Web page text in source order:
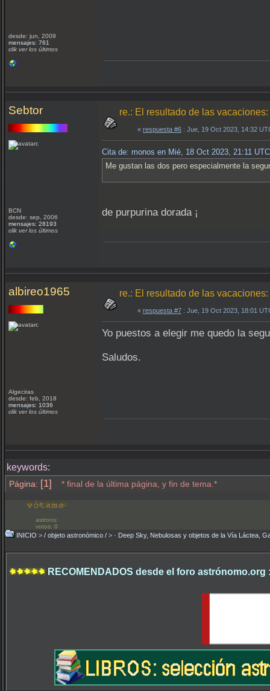
desde: jun, 2009
mensajes: 761
clik ver los últimos
Sebtor
BCN
desde: sep, 2006
mensajes: 28193
clik ver los últimos
re.: El resultado de las
« respuesta #6 : Jue, 19 Oct 2023, 14:32
Cita de: monos en Mié, 18 Oct 2023, 21:11 UTC
Me gustan las dos pero especialmente la
de purpurina dorada ¡
albireo1965
Algeciras
desde: feb, 2018
mensajes: 1036
clik ver los últimos
re.: El resultado de las
« respuesta #7 : Jue, 19 Oct 2023, 18:01
Yo puestos a elegir me quedo la
Saludos.
keywords:
Página: [1] * final de la última página, y fin de tema.*
astrons:
votos: 0
INICIO > / objeto astronómico / > · Deep Sky, Nebulosas y objetos de la Vía Láctea,
RECOMENDADOS desde el foro astrónomo.org